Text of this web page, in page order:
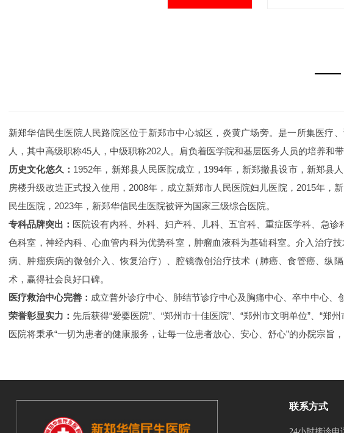
新郑华信民生医院人民路院区位于新郑市中心城区，炎黄广场旁。是一所集医疗
人，其中高级职称45人，中级职称202人。肩负着医学院和基层医务人员的培养和
历史文化悠久： 1952年，新郑县人民医院成立，1994年，新郑撤县设市，新郑县
房楼升级改造正式投入使用，2008年，成立新郑市人民医院妇儿医院，2015年
民生医院，2023年，新郑华信民生医院被评为国家三级综合医院。
专科品牌突出： 医院设有内科、外科、妇产科、儿科、五官科、重症医学科、急
色科室，神经内科、心血管内科为优势科室，肿瘤血液科为基础科室。介入治疗
病、肿瘤疾病的微创介入、恢复治疗）、腔镜微创治疗技术（肺癌、食管癌、纵
术，赢得社会良好口碑。
医疗救治中心完善： 成立普外诊疗中心、肺结节诊疗中心及胸痛中心、卒中中心
荣誉彰显实力： 先后获得“爱婴医院”、“郑州市十佳医院”、“郑州市文明单位”、“郑
医院将秉承“一切为患者的健康服务，让每一位患者放心、安心、舒心”的办院宗
联系方式
24小时接诊电